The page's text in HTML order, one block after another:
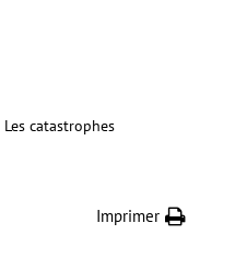
Les catastrophes
Imprimer